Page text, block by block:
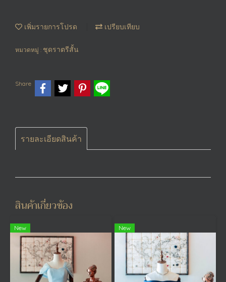
เพิ่มรายการโปรด เปรียบเทียบ
หมวดหมู่ : ชุดราตรีสั้น
Share
รายละเอียดสินค้า
สินค้าเกี่ยวข้อง
New New